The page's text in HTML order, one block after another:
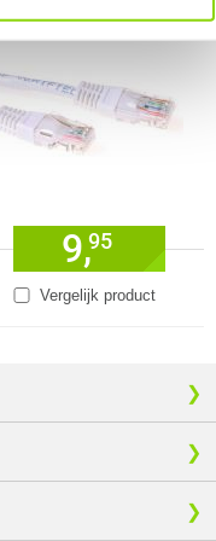
Vergelijk product
9,95